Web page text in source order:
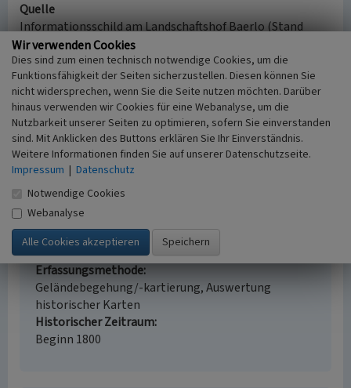
Quelle
Informationsschild am Landschaftshof Baerlo (Stand
März 2021)
Landschaftshof Baerlo
Schlagwörter
Freilichtmuseum
Ort
Fachsicht(en)
Kulturlandschaftspflege
Erfassungsmaßstab
i.d.R. 1:5.000 (größer als 1:20.000)
Erfassungsmethode
Geländebegehung/-kartierung, Auswertung
historischer Karten
Historischer Zeitraum
Beginn 1800
Wir verwenden Cookies
Dies sind zum einen technisch notwendige Cookies, um die
Funktionsfähigkeit der Seiten sicherzustellen. Diesen können Sie
nicht widersprechen, wenn Sie die Seite nutzen möchten. Darüber
hinaus verwenden wir Cookies für eine Webanalyse, um die
Nutzbarkeit unserer Seiten zu optimieren, sofern Sie einverstanden
sind. Mit Anklicken des Buttons erklären Sie Ihr Einverständnis.
Weitere Informationen finden Sie auf unserer Datenschutzseite.
Impressum | Datenschutz
Notwendige Cookies
Webanalyse